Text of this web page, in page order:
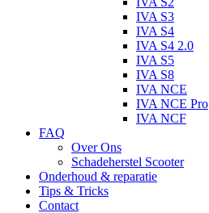
IVA S3
IVA S4
IVA S4 2.0
IVA S5
IVA S8
IVA NCE
IVA NCE Pro
IVA NCF
FAQ
Over Ons
Schadeherstel Scooter
Onderhoud & reparatie
Tips & Tricks
Contact